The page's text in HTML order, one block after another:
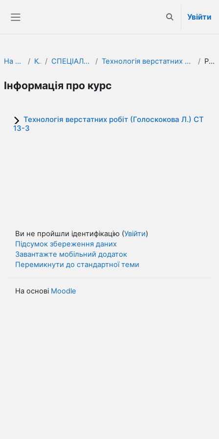
Переключити
Увійти
На головну Курси СПЕЦІАЛЬНІ ПРЕДМЕТИ Технологія верстатних робіт (Голоскокова Л.) СТ 13-3 Резюме
Інформація про курс
Технологія верстатних робіт (Голоскокова Л.) СТ
13-3
Ви не пройшли ідентифікацію (Увійти)
Підсумок збереження даних
Завантажте мобільний додаток
Перемикнути до стандартної теми
На основі Moodle